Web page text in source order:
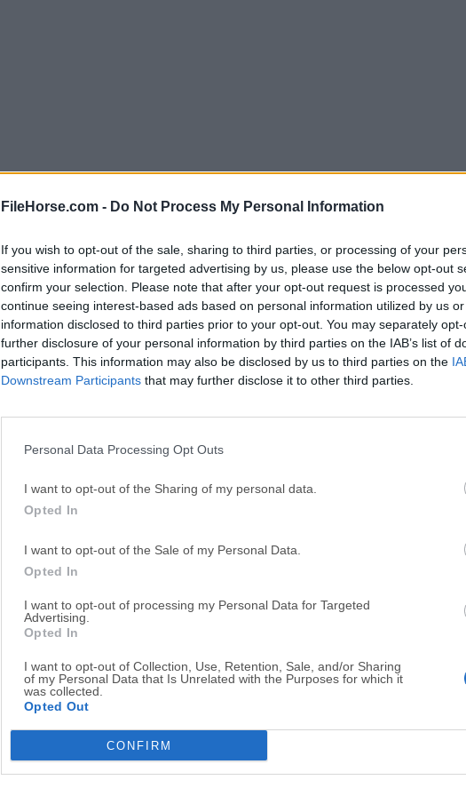
FileHorse.com - Do Not Process My Personal Information
If you wish to opt-out of the sale, sharing to third parties, or processing of your
sensitive information for targeted advertising by us, please use the below opt-out
confirm your selection. Please note that after your opt-out request is processed
continue seeing interest-based ads based on personal information utilized by us
information disclosed to third parties prior to your opt-out. You may separately
further disclosure of your personal information by third parties on the IAB’s list of
participants. This information may also be disclosed by us to third parties on the
Downstream Participants that may further disclose it to other third parties.
Personal Data Processing Opt Outs
I want to opt-out of the Sharing of my personal data.
Opted In
I want to opt-out of the Sale of my Personal Data.
Opted In
I want to opt-out of processing my Personal Data for Targeted
Advertising.
Opted In
I want to opt-out of Collection, Use, Retention, Sale, and/or Sharing
of my Personal Data that Is Unrelated with the Purposes for which it
was collected.
Opted Out
CONFIRM
Descargar Vivaldi 5.5.2805.32 (64-
¿Por qué se publica esta aplicación en Filehorse? ( Más
Imágenes
Top Descargas
Opera 134.0 Build 5954.46 (64-bit)
Adobe Photoshop CC 2026 27.9.1 (64-bit)
GTA 6 for PS5 CapCut Desktop 9.1.0
PC Repair Tool 2026 Hero Wars - Online Action